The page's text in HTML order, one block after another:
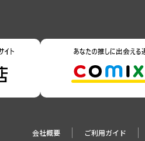
会社概要 ご利用ガイド